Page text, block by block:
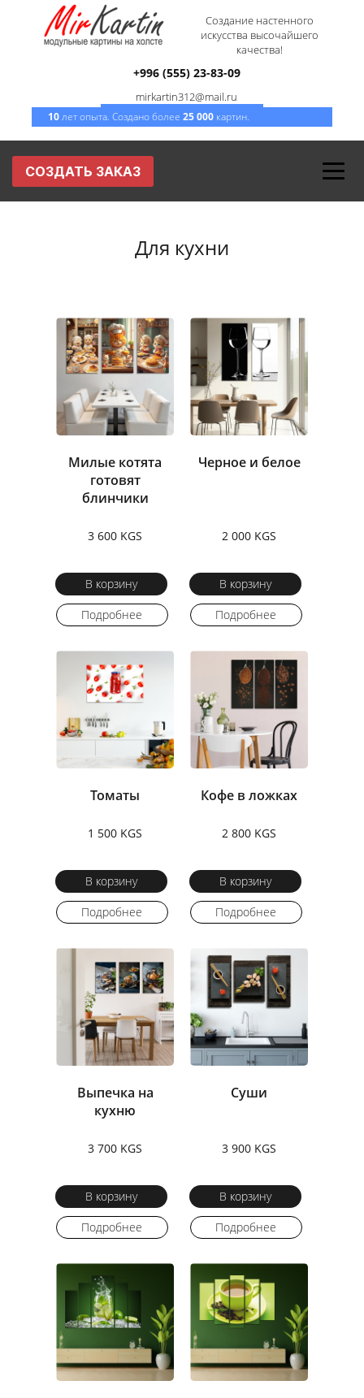
Создание настенного
искусства высочайшего
качества!
+996 (555) 23-83-09
mirkartin312@mail.ru
10лет опыта. Создано более 25000 картин.
СОЗДАТЬ ЗАКАЗ
Для кухни
Милые котята
готовят
блинчики
3 600 KGS
В корзину
Подробнее
Черное и белое
2 000 KGS
В корзину
Подробнее
Томаты
1 500 KGS
В корзину
Подробнее
Кофе в ложках
2 800 KGS
В корзину
Подробнее
Выпечка на
кухню
3 700 KGS
В корзину
Подробнее
Суши
3 900 KGS
В корзину
Подробнее